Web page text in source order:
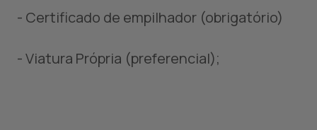
- Certificado de empilhador (obrigatório)
- Viatura Própria (preferencial);